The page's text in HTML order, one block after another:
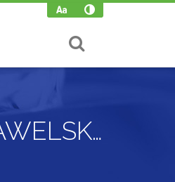
POŻYCZKA DLA SPÓŁDZIELNI MIESZKANIOWEJ „PODWAWELSKA”